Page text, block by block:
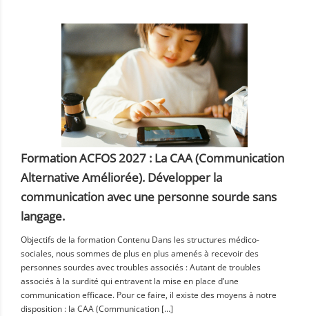
Formation ACFOS 2027 : La CAA (Communication
Alternative Améliorée). Développer la
communication avec une personne sourde sans
langage.
Objectifs de la formation Contenu Dans les structures médico-
sociales, nous sommes de plus en plus amenés à recevoir des
personnes sourdes avec troubles associés : Autant de troubles
associés à la surdité qui entravent la mise en place d’une
communication efficace. Pour ce faire, il existe des moyens à notre
disposition : la CAA (Communication […]